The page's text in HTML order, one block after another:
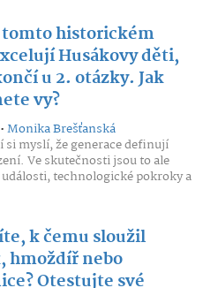
historickém
Husákovy děti,
u 2. otázky. Jak
vy?
Monika Brešťanská
myslí, že generace definují
Ve skutečnosti jsou to ale
technologické pokroky a
k čemu sloužil
hmoždíř nebo
Otestujte své